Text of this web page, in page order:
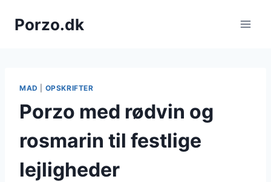
Porzo.dk
MAD OPSKRIFTER
Porzo med rødvin og
rosmarin til festlige
lejligheder